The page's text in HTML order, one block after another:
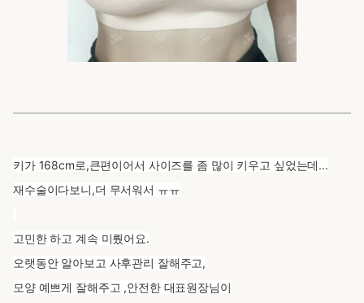
키가 168cm로,큰편이어서 사이즈를 좀 많이 키우고 싶었는데...
재수술이다보니,더 무서워서 ㅠㅠ
고민한 하고 계속 미뤘어요.
오랫동안 알아보고 사후관리 잘해주고,
모양 예쁘게 잘해주고 ,안전한 대표원장님이